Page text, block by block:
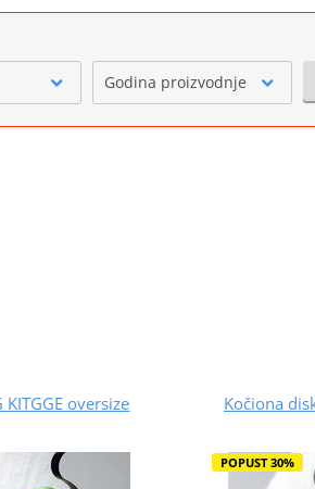
Godina proizvodnje
oversize Kočiona
POPUST 30%